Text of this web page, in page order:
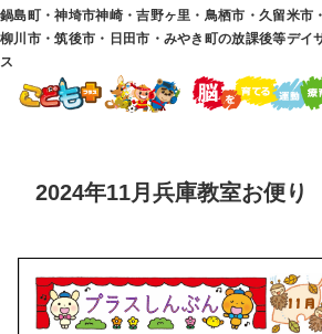
鍋島町・神埼市神崎・吉野ヶ里・鳥栖市・久留米市
柳川市・筑後市・日田市・みやき町の放課後等デイ
ス
2024年11月兵庫教室お便り